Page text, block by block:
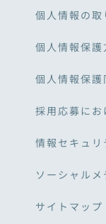
個人情報の取
個人情報保護
個人情報保護
採用応募に
情報セキュリ
ソーシャル
サイトマップ